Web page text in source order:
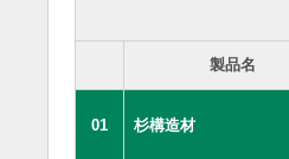
製品名
01 杉構造材